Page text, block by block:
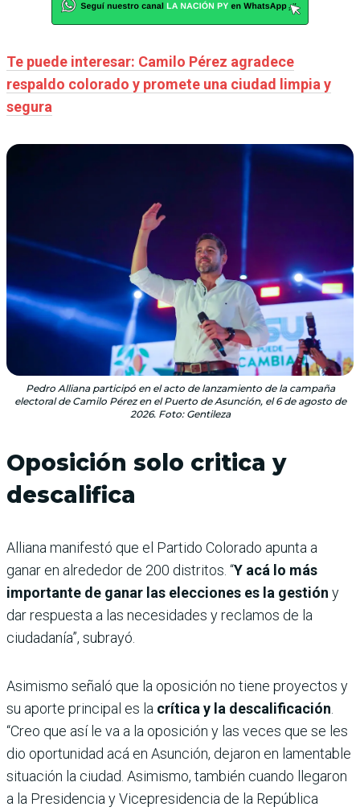
Te puede interesar: Camilo Pérez agradece
respaldo colorado y promete una ciudad limpia y
segura
Pedro Alliana participó en el acto de lanzamiento de la campaña
electoral de Camilo Pérez en el Puerto de Asunción, el 6 de agosto de
2026. Foto: Gentileza
Oposición solo critica y
descalifica
Alliana manifestó que el Partido Colorado apunta a
ganar en alrededor de 200 distritos. “Y acá lo más
importante de ganar las elecciones es la gestión y
dar respuesta a las necesidades y reclamos de la
ciudadanía”, subrayó.
Asimismo señaló que la oposición no tiene proyectos y
su aporte principal es la crítica y la descalificación
“Creo que así le va a la oposición y las veces que se les
dio oportunidad acá en Asunción, dejaron en lamentable
situación la ciudad. Asimismo, también cuando llegaron
a la Presidencia y Vicepresidencia de la República